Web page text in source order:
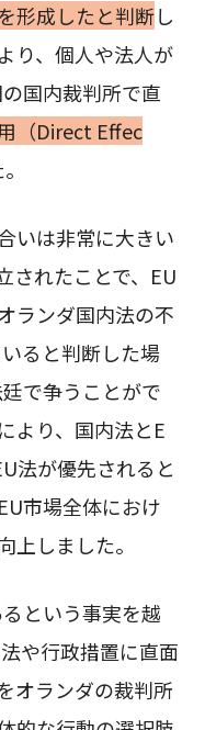
形成したと判断し
り、個人や法人が
国内裁判所で直
（Direct Effec
いは非常に大きい
されたことで、EU
ランダ国内法の不
ると判断した場
で争うことがで
より、国内法とE
法が優先されると
市場全体におけ
上しました。
という事実を越
や行政措置に直面
オランダの裁判所